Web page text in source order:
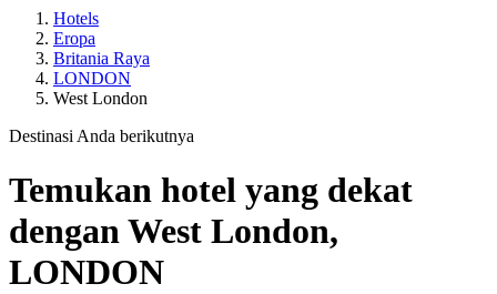
Hotels
Eropa
Britania Raya
LONDON
West London
Destinasi Anda berikutnya
Temukan hotel yang dekat
dengan West London,
LONDON